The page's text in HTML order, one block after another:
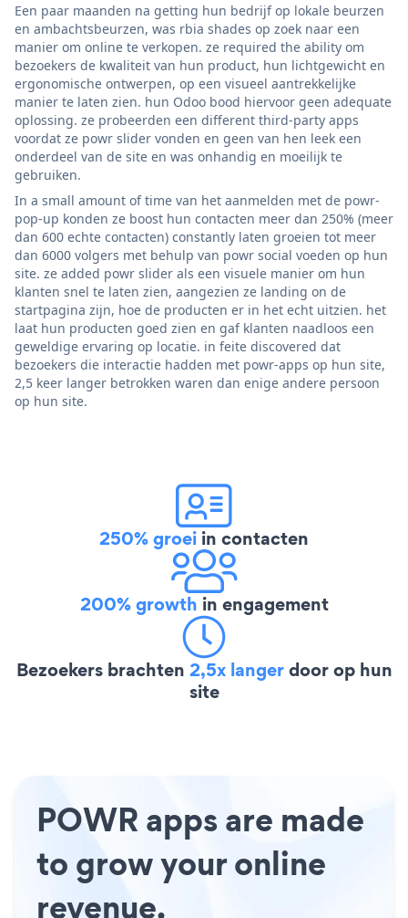
Een paar maanden na getting hun bedrijf op lokale beurzen
en ambachtsbeurzen, was rbia shades op zoek naar een
manier om online te verkopen. ze required the ability om
bezoekers de kwaliteit van hun product, hun lichtgewicht en
ergonomische ontwerpen, op een visueel aantrekkelijke
manier te laten zien. hun Odoo bood hiervoor geen adequate
oplossing. ze probeerden een different third-party apps
voordat ze powr slider vonden en geen van hen leek een
onderdeel van de site en was onhandig en moeilijk te
gebruiken.
In a small amount of time van het aanmelden met de powr-
pop-up konden ze boost hun contacten meer dan 250% (meer
dan 600 echte contacten) constantly laten groeien tot meer
dan 6000 volgers met behulp van powr social voeden op hun
site. ze added powr slider als een visuele manier om hun
klanten snel te laten zien, aangezien ze landing on de
startpagina zijn, hoe de producten er in het echt uitzien. het
laat hun producten goed zien en gaf klanten naadloos een
geweldige ervaring op locatie. in feite discovered dat
bezoekers die interactie hadden met powr-apps op hun site,
2,5 keer langer betrokken waren dan enige andere persoon
op hun site.
250% groei in contacten
200% growth in engagement
Bezoekers brachten 2,5x langerdoor op hun
site
POWR apps are made
to grow your online
revenue.